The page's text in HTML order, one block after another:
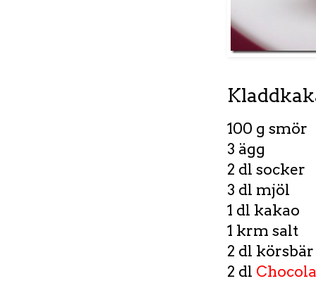
100 g smör
3 ägg
2 dl socker
3 dl mjöl
1 dl kakao
1 krm salt
2 dl körsbär
2 dl